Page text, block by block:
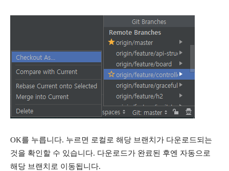
OK를 누릅니다. 누르면 로컬로 해당 브랜치가 다운로드되는
것을 확인할 수 있습니다. 다운로드가 완료된 후엔 자동으로
해당 브랜치로 이동됩니다.